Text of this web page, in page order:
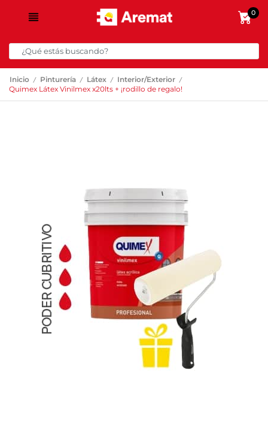
0
Inicio / Pinturería / Látex / Interior/Exterior /
Quimex Látex Vinilmex x20lts + ¡rodillo de regalo!